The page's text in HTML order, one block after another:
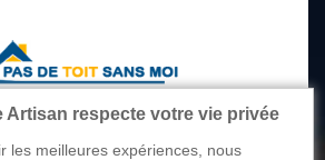
Artisan respecte votre vie privée
les meilleures expériences, nous